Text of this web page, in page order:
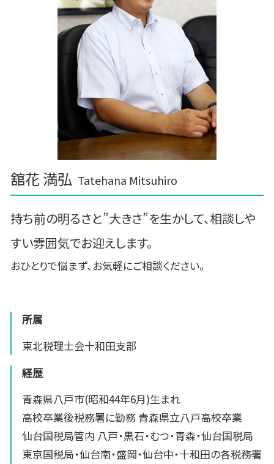
舘花 満弘 Tatehana Mitsuhiro
持ち前の明るさと”大きさ”を生かして、相談しや
すい雰囲気でお迎えします。
おひとりで悩まず、お気軽にご相談ください。
所属
東北税理士会十和田支部
経歴
青森県八戸市(昭和44年6月)生まれ
高校卒業後税務署に勤務 青森県立八戸高校卒業
仙台国税局管内 八戸・黒石・むつ・青森・仙台国税局
東京国税局・仙台南・盛岡・仙台中・十和田の各税務署